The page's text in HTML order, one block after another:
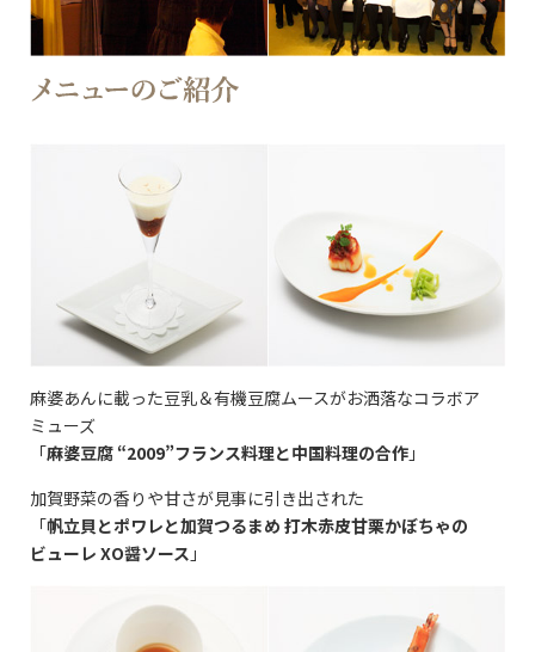
麻婆あんに載った豆乳＆有機豆腐ムースがお洒落なコラボア
ミューズ
「麻婆豆腐 “2009”フランス料理と中国料理の合作 」
加賀野菜の香りや甘さが見事に引き出された
「帆立貝とポワレと加賀つるまめ 打木赤皮甘栗かぼちゃの
ビューレ XO醤ソース 」